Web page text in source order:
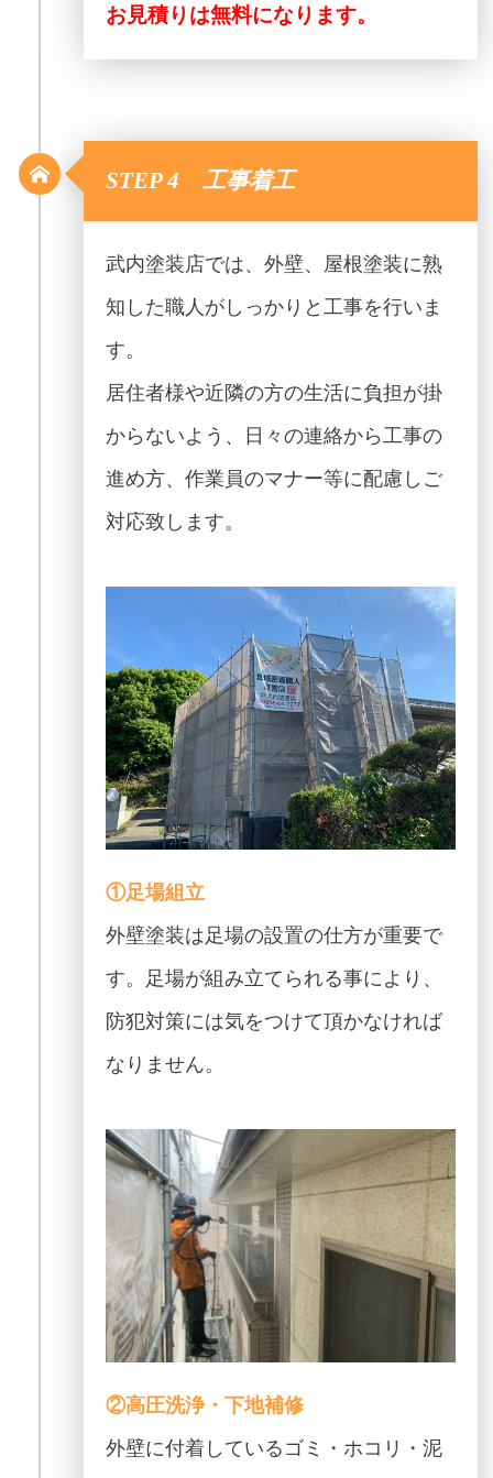
お見積りは無料になります。
STEP 4 工事着工
武内塗装店では、外壁、屋根塗装に熟
知した職人がしっかりと工事を行いま
す。
居住者様や近隣の方の生活に負担が掛
からないよう、日々の連絡から工事の
進め方、作業員のマナー等に配慮しご
対応致します。
①足場組立
外壁塗装は足場の設置の仕方が重要で
す。足場が組み立てられる事により、
防犯対策には気をつけて頂かなければ
なりません。
②高圧洗浄・下地補修
外壁に付着しているゴミ・ホコリ・泥